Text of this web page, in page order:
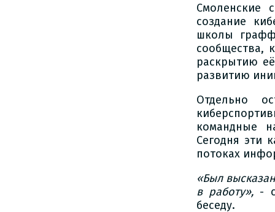
Смоленские
создание
школы
сообщества,
раскрытию
развитию
Отдельно
командные
Сегодня эти
потоках
«Был
в работу», -
беседу.